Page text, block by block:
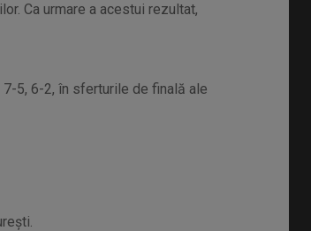
Ca urmare a acestui rezultat,
5, 6-2, în sferturile de finală ale